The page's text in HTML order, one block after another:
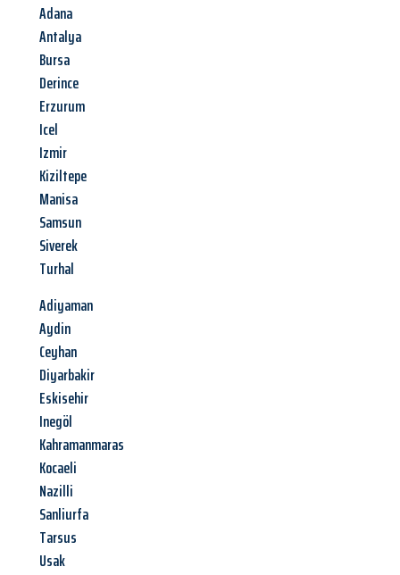
Adana
Antalya
Bursa
Derince
Erzurum
Icel
Izmir
Kiziltepe
Manisa
Samsun
Siverek
Turhal
Adiyaman
Aydin
Ceyhan
Diyarbakir
Eskisehir
Inegöl
Kahramanmaras
Kocaeli
Nazilli
Sanliurfa
Tarsus
Usak